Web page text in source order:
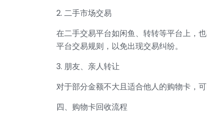
2. 二手市场交易
在二手交易平台如闲鱼、转转等平台上，
平台交易规则，以免出现交易纠纷。
3. 朋友、亲人转让
对于部分金额不大且适合他人的购物卡，
四、购物卡回收流程